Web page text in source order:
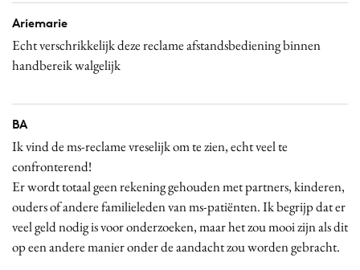
Ariemarie
Echt verschrikkelijk deze reclame afstandsbediening binnen
handbereik walgelijk
BA
Ik vind de ms-reclame vreselijk om te zien, echt veel te
confronterend!
Er wordt totaal geen rekening gehouden met partners, kinderen,
ouders of andere familieleden van ms-patiënten. Ik begrijp dat er
veel geld nodig is voor onderzoeken, maar het zou mooi zijn als dit
op een andere manier onder de aandacht zou worden gebracht.